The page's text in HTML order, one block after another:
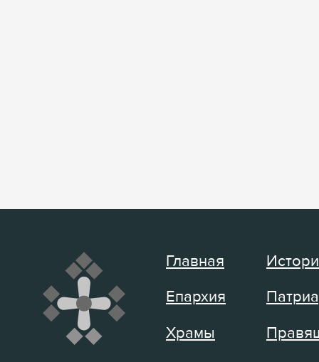
Главная
Епархия
Храмы